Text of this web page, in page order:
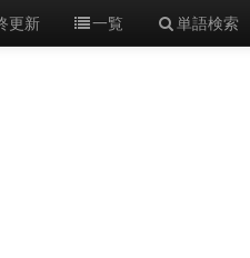
更新 一覧 単語検索